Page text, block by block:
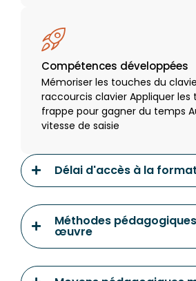
Compétences développées
Mémoriser les touches du
raccourcis clavier Appliquer les
frappe pour gagner du temps
vitesse de saisie
Délai d'accès à la
Méthodes
œuvre